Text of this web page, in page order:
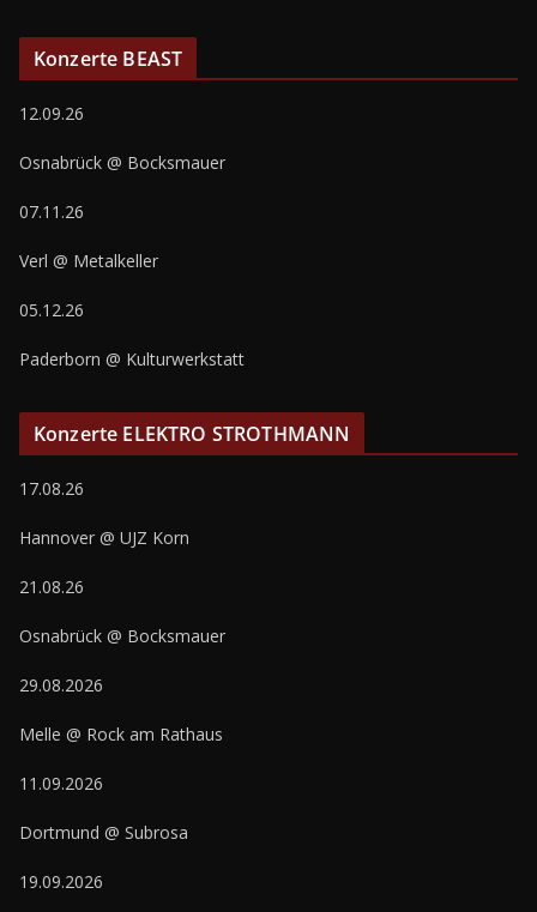
Konzerte BEAST
12.09.26
Osnabrück @ Bocksmauer
07.11.26
Verl @ Metalkeller
05.12.26
Paderborn @ Kulturwerkstatt
Konzerte ELEKTRO STROTHMANN
17.08.26
Hannover @ UJZ Korn
21.08.26
Osnabrück @ Bocksmauer
29.08.2026
Melle @ Rock am Rathaus
11.09.2026
Dortmund @ Subrosa
19.09.2026